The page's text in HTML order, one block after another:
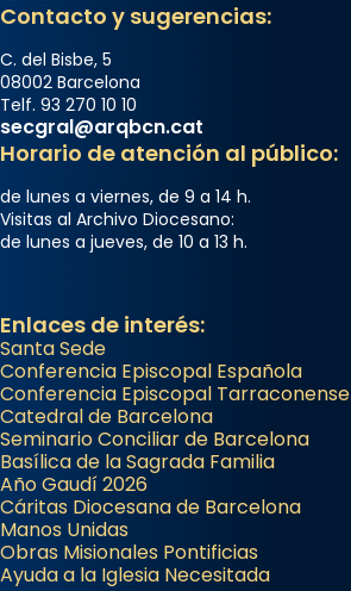
Contacto y sugerencias:
C. del Bisbe, 5
08002 Barcelona
Telf. 93 270 10 10
secgral@arqbcn.cat
Horario de atención al público:
de lunes a viernes, de 9 a 14 h.
Visitas al Archivo Diocesano:
de lunes a jueves, de 10 a 13 h.
Enlaces de interés:
Santa Sede
Conferencia Episcopal Española
Conferencia Episcopal Tarraconense
Catedral de Barcelona
Seminario Conciliar de Barcelona
Basílica de la Sagrada Familia
Año Gaudí 2026
Cáritas Diocesana de Barcelona
Manos Unidas
Obras Misionales Pontificias
Ayuda a la Iglesia Necesitada